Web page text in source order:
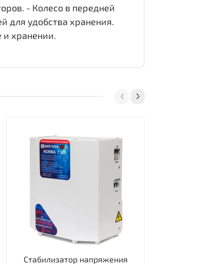
- Колесо в передней
для удобства хранения.
и хранении.
Стабилизатор напряжения